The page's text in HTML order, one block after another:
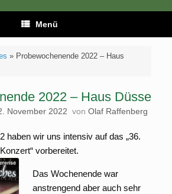
Menü
» Probewochenende 2022 – Haus
2022 – Haus Düsse
November 2022 von Olaf Raffenberg
haben wir uns intensiv auf das „36.
vorbereitet.
Das Wochenende war
anstrengend aber auch sehr